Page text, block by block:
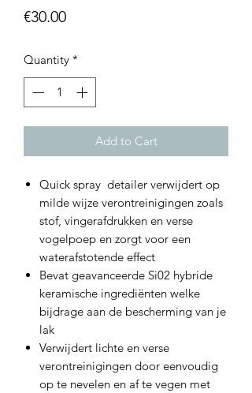
€30.00Price
Quantity *
Add to Cart
Quick spray detailer verwijdert op
milde wijze verontreinigingen zoals
stof, vingerafdrukken en verse
vogelpoep en zorgt voor een
waterafstotende effect
Bevat geavanceerde Si02 hybride
keramische ingrediënten welke
bijdrage aan de bescherming van je
lak
Verwijdert lichte en verse
verontreinigingen door eenvoudig
op te nevelen en af te vegen met